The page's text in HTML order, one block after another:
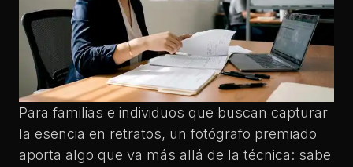
Para familias e individuos que buscan capturar
la esencia en retratos, un fotógrafo premiado
aporta algo que va más allá de la técnica: sabe